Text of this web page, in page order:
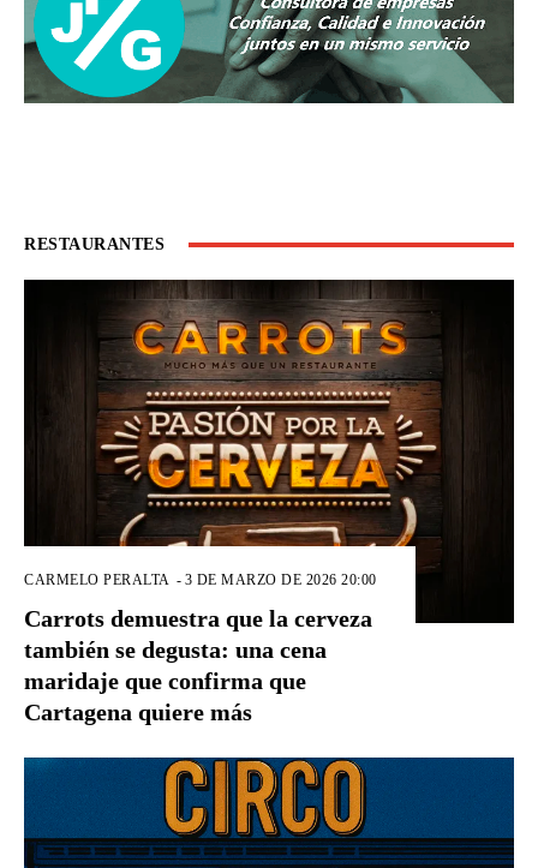
RESTAURANTES
CARMELO PERALTA - 3 DE MARZO DE 2026 20:00
Carrots demuestra que la cerveza
también se degusta: una cena
maridaje que confirma que
Cartagena quiere más